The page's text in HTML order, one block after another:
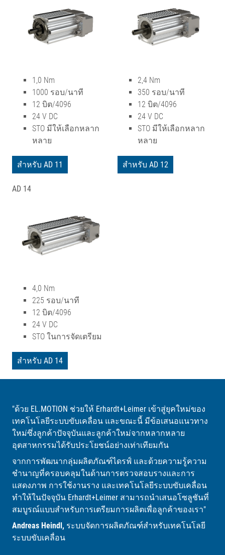
1,0 Nm
1000 รอบ/นาที
12 บิต/4096
24 V DC
STO มีให้เลือกหลาก
หลาย
สำหรับ AD 11
2,4 Nm
350 รอบ/นาที
12 บิต/4096
24 V DC
STO มีให้เลือกหลาก
หลาย
สำหรับ AD 12
AD 14
4,0 Nm
225 รอบ/นาที
12 บิต/4096
24 V DC
STO ในการจัดเตรียม
สำหรับ AD 14
"ด้วย EL.MOTION ช่วยให้ Erhardt+Leimer เข้าสู่ยุคใหม่ของ
เทคโนโลยีระบบขับเคลื่อน และขณะนี้ มีข้อเสนอแนวทาง
ใหม่ซึ่งลูกค้าปัจจุบันและลูกค้าใหม่จากหลากหลาย
อุตสาหกรรมได้รับประโยชน์อย่างเท่าเทียมกัน
จากการพัฒนากลุ่มผลิตภัณฑ์ไดรฟ์ และด้วยความรู้ความ
ชำนาญที่ครอบคลุมในด้านการตรวจสอบรางและการ
แสดงภาพ การใช้งานราง และเทคโนโลยีระบบขับเคลื่อน
ทำให้ในปัจจุบัน Erhardt+Leimer สามารถนำเสนอโซลูชันที่
สมบูรณ์แบบสำหรับการเตรียมการผลิตเพื่อลูกค้าของเรา"
Andreas Heindl, ระบบจัดการผลิตภัณฑ์สำหรับเทคโนโลยี
ระบบขับเคลื่อน